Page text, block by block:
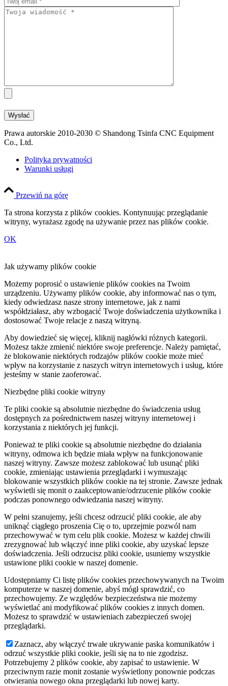
Prawa autorskie 2010-2030 © Shandong Tsinfa CNC Equipment
Co., Ltd.
Polityka prywatności
Warunki usługi
Przewiń na górę
Ta strona korzysta z plików cookies. Kontynuując przeglądanie
witryny, wyrażasz zgodę na używanie przez nas plików cookie.
OK
Jak używamy plików cookie
Możemy poprosić o ustawienie plików cookies na Twoim
urządzeniu. Używamy plików cookie, aby informować nas o tym,
kiedy odwiedzasz nasze strony internetowe, jak z nami
współdziałasz, aby wzbogacić Twoje doświadczenia użytkownika i
dostosować Twoje relacje z naszą witryną.
Aby dowiedzieć się więcej, kliknij nagłówki różnych kategorii.
Możesz także zmienić niektóre swoje preferencje. Należy pamiętać,
że blokowanie niektórych rodzajów plików cookie może mieć
wpływ na korzystanie z naszych witryn internetowych i usług, które
jesteśmy w stanie zaoferować.
Niezbędne pliki cookie witryny
Te pliki cookie są absolutnie niezbędne do świadczenia usług
dostępnych za pośrednictwem naszej witryny internetowej i
korzystania z niektórych jej funkcji.
Ponieważ te pliki cookie są absolutnie niezbędne do działania
witryny, odmowa ich będzie miała wpływ na funkcjonowanie
naszej witryny. Zawsze możesz zablokować lub usunąć pliki
cookie, zmieniając ustawienia przeglądarki i wymuszając
blokowanie wszystkich plików cookie na tej stronie. Zawsze jednak
wyświetli się monit o zaakceptowanie/odrzucenie plików cookie
podczas ponownego odwiedzania naszej witryny.
W pełni szanujemy, jeśli chcesz odrzucić pliki cookie, ale aby
uniknąć ciągłego proszenia Cię o to, uprzejmie pozwól nam
przechowywać w tym celu plik cookie. Możesz w każdej chwili
zrezygnować lub włączyć inne pliki cookie, aby uzyskać lepsze
doświadczenia. Jeśli odrzucisz pliki cookie, usuniemy wszystkie
ustawione pliki cookie w naszej domenie.
Udostępniamy Ci listę plików cookies przechowywanych na Twoim
komputerze w naszej domenie, abyś mógł sprawdzić, co
przechowujemy. Ze względów bezpieczeństwa nie możemy
wyświetlać ani modyfikować plików cookies z innych domen.
Możesz to sprawdzić w ustawieniach zabezpieczeń swojej
przeglądarki.
Zaznacz, aby włączyć trwałe ukrywanie paska komunikatów i
odrzuć wszystkie pliki cookie, jeśli się na to nie zgodzisz.
Potrzebujemy 2 plików cookie, aby zapisać to ustawienie. W
przeciwnym razie monit zostanie wyświetlony ponownie podczas
otwierania nowego okna przeglądarki lub nowej karty.